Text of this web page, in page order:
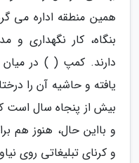
همین منطقه اداره می
بنگاه، کار نگهداری
دارند. کمپ ( ) در میان
یافته و حاشیه آن را
بیش از پنجاه سال است
و بااین حال، هنوز هم
و کرنای تبلیغاتی روی